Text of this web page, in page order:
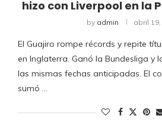
hizo con Liverpool en la
by admin abril
El Guajiro rompe récords y repite
en Inglaterra. Ganó la Bundesliga y
las mismas fechas anticipadas. El
sumó …